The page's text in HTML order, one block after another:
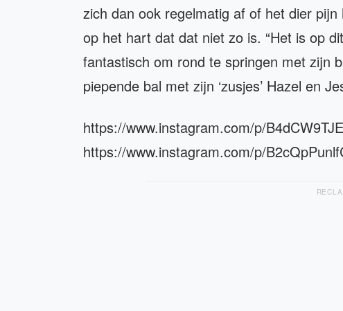
zich dan ook regelmatig af of het dier
op het hart dat dat niet zo is. “Het is op
fantastisch om rond te springen met zijn
piepende bal met zijn ‘zusjes’ Hazel en
https://www.instagram.com/p/
https://www.instagram.com/p/